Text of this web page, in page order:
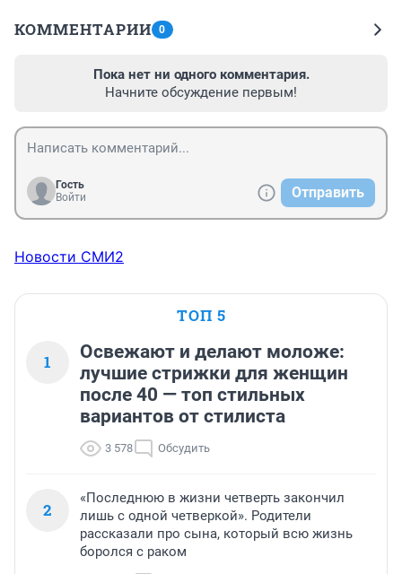
КОММЕНТАРИИ 0
Пока нет ни одного комментария.
Начните обсуждение первым!
Гость
Войти
Отправить
Новости СМИ2
ТОП 5
1
Освежают и делают моложе:
лучшие стрижки для женщин
после 40 — топ стильных
вариантов от стилиста
3 578 Обсудить
2
«Последнюю в жизни четверть закончил
лишь с одной четверкой». Родители
рассказали про сына, который всю жизнь
боролся с раком